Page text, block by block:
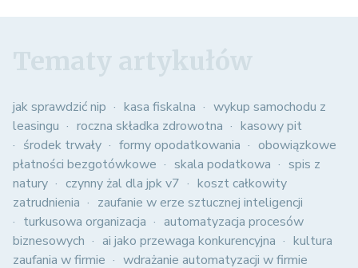
jak sprawdzić nip kasa fiskalna
wykup samochodu z
leasingu
roczna składka zdrowotna
kasowy pit
środek trwały
formy opodatkowania
obowiązkowe
płatności bezgotówkowe
skala podatkowa
spis z
natury
czynny żal dla jpk v7
koszt całkowity
zatrudnienia
zaufanie w erze sztucznej inteligencji
turkusowa organizacja
automatyzacja procesów
biznesowych
ai jako przewaga konkurencyjna
kultura
zaufania w firmie
wdrażanie automatyzacji w firmie